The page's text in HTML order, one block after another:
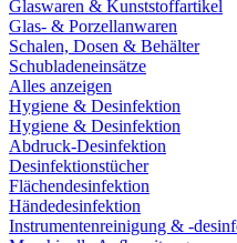
Glaswaren & Kunststoffartikel
Glas- & Porzellanwaren
Schalen, Dosen & Behälter
Schubladeneinsätze
Alles anzeigen
Hygiene & Desinfektion
Hygiene & Desinfektion
Abdruck-Desinfektion
Desinfektionstücher
Flächendesinfektion
Händedesinfektion
Instrumentenreinigung & -